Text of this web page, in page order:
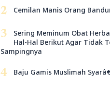
2 Cemilan Manis Orang
3
Sering Meminum Obat
Hal-Hal Berikut Agar Tidak
Sampingnya
4 Baju Gamis Muslimah